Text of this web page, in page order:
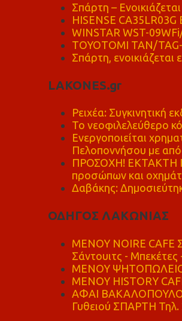
Σπάρτη –
HISENSE CA35LR03G
WINSTAR WST-
TOYOTOMI TAN/
Σπάρτη, ενοικιάζεται
LAKONES.gr
Ρειχέα: Συγκινητική
Το νεοφιλελεύθερο
Ενεργοποιείται
Πελοποννήσου με
ΠΡΟΣΟΧΗ! ΕΚΤΑΚΤΗ
προσώπων και
Δαβάκης:
ΟΔΗΓΟΣ ΛΑΚΩΝΙΑΣ
MENOY NOIRE
Σάντουιτς - Μπεκέτες
ΜΕΝΟΥ ΨΗΤΟΠΩΛΕΙΟ
ΜΕΝΟΥ HISTORY
ΑΦΑΙ
Γυθειού ΣΠΑΡΤΗ Τηλ.